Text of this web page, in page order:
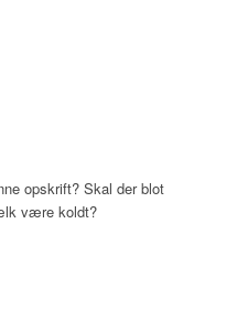
opskrift? Skal der blot
være koldt?